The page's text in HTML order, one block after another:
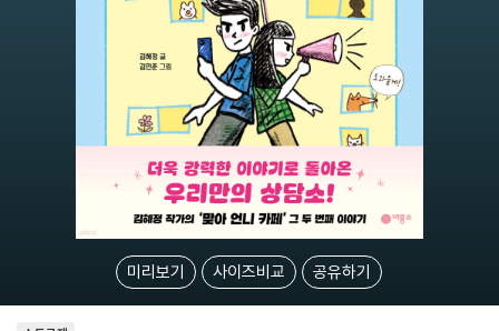
미리보기 사이즈비교 공유하기